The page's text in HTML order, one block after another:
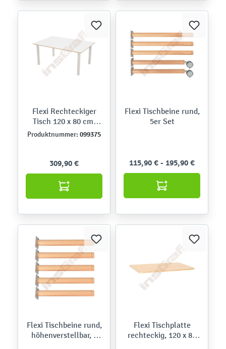
Flexi Rechteckiger
Tisch 120 x 80 cm,
hvstb. 40-58 cm, HPL
Produktnummer: 099375
309,90 €
Flexi Tischbeine rund,
5er Set
115,90 € - 195,90 €
Flexi Tischbeine rund,
höhenverstellbar, 5
Flexi Tischplatte
rechteckig, 120 x 80